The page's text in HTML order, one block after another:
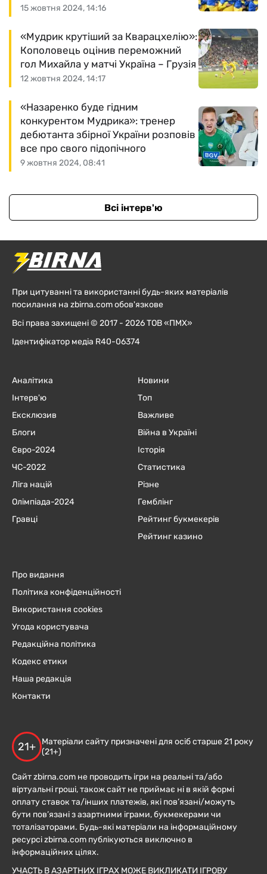
15 жовтня 2024, 14:16
12 жовтня 2024, 14:17
«Мудрик крутіший за Кварацхелію»:
Кополовець оцінив переможний
гол Михайла у матчі Україна – Грузія
9 жовтня 2024, 08:41
«Назаренко буде гідним
конкурентом Мудрика»: тренер
дебютанта збірної України розповів
все про свого підопічного
Всі інтерв'ю
При цитуванні та використанні будь-яких матеріалів
посилання на zbirna.com обов'язкове
Всі права захищені © 2017 - 2026 ТОВ «ПМХ»
Ідентифікатор медіа R40-06374
Аналітика
Інтерв'ю
Ексклюзив
Блоги
Євро-2024
ЧC-2022
Ліга націй
Олімпіада-2024
Гравці
Новини
Топ
Важливе
Війна в Україні
Історія
Статистика
Різне
Гемблінг
Рейтинг букмекерів
Рейтинг казино
Про видання
Політика конфіденційності
Використання cookies
Угода користувача
Редакційна політика
Кодекс етики
Наша редакція
Контакти
21+
Матеріали сайту призначені для осіб старше 21 року
(21+)
Сайт zbirna.com не проводить ігри на реальні та/або
віртуальні гроші, також сайт не приймає ні в якій формі
оплату ставок та/інших платежів, які пов’язані/можуть
бути пов’язані з азартними іграми, букмекерами чи
тоталізаторами. Будь-які матеріали на інформаційному
ресурсі zbirna.com публікуються виключно в
інформаційних цілях.
УЧАСТЬ В АЗАРТНИХ ІГРАХ МОЖЕ ВИКЛИКАТИ ІГРОВУ